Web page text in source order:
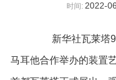
时间: 2022-
新华社瓦莱塔9
马耳他合作举办的装置